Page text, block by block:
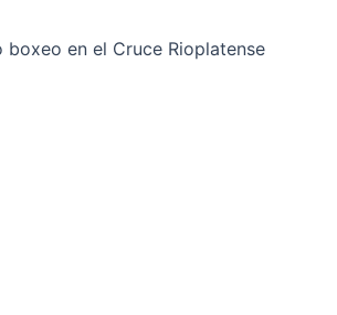
boxeo en el Cruce Rioplatense